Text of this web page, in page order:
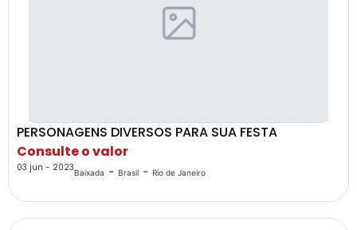
PERSONAGENS DIVERSOS PARA SUA FESTA
Consulte o valor
03 jun - 2023Baixada - Brasil - Rio de Janeiro